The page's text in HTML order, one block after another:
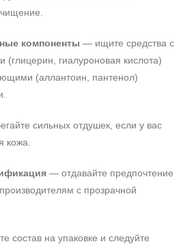
компоненты — ищите средства с
гиалуроновая кислота)
(аллантоин, пантенол)
сильных отдушек, если у вас
кожа.
— отдавайте предпочтение
с прозрачной
состав на упаковке и следуйте